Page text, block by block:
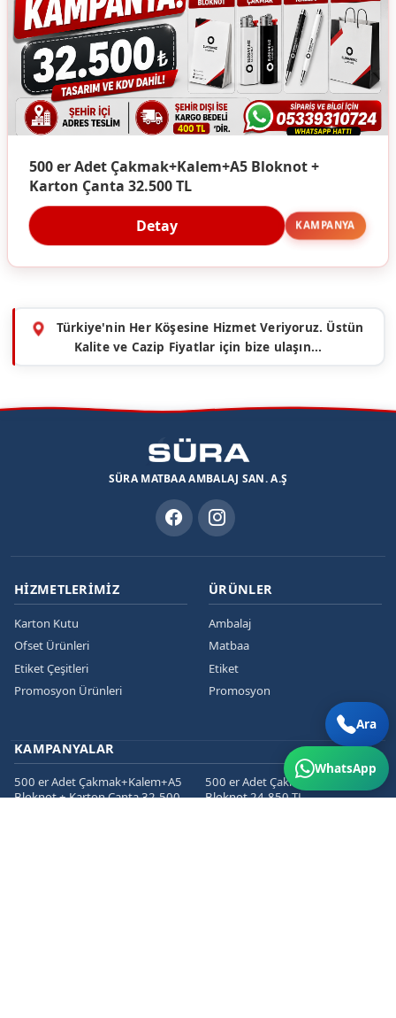
500 er Adet Çakmak+Kalem+A5 Bloknot +
Karton Çanta 32.500 TL
Detay KAMPANYA
Türkiye'nin Her Köşesine Hizmet Veriyoruz. Üstün
Kalite ve Cazip Fiyatlar için bize ulaşın...
SÜRA MATBAA AMBALAJ SAN. A.Ş
HIZMETLERIMIZ
Karton Kutu
Ofset Ürünleri
Etiket Çeşitleri
Promosyon Ürünleri
ÜRÜNLER
Ambalaj
Matbaa
Etiket
Promosyon
KAMPANYALAR
500 er Adet Çakmak+Kalem+A5
Bloknot + Karton Çanta 32.500
500 er Adet Çakmak+Kalem+A5
Bloknot 24.850 TL
Ara
WhatsApp